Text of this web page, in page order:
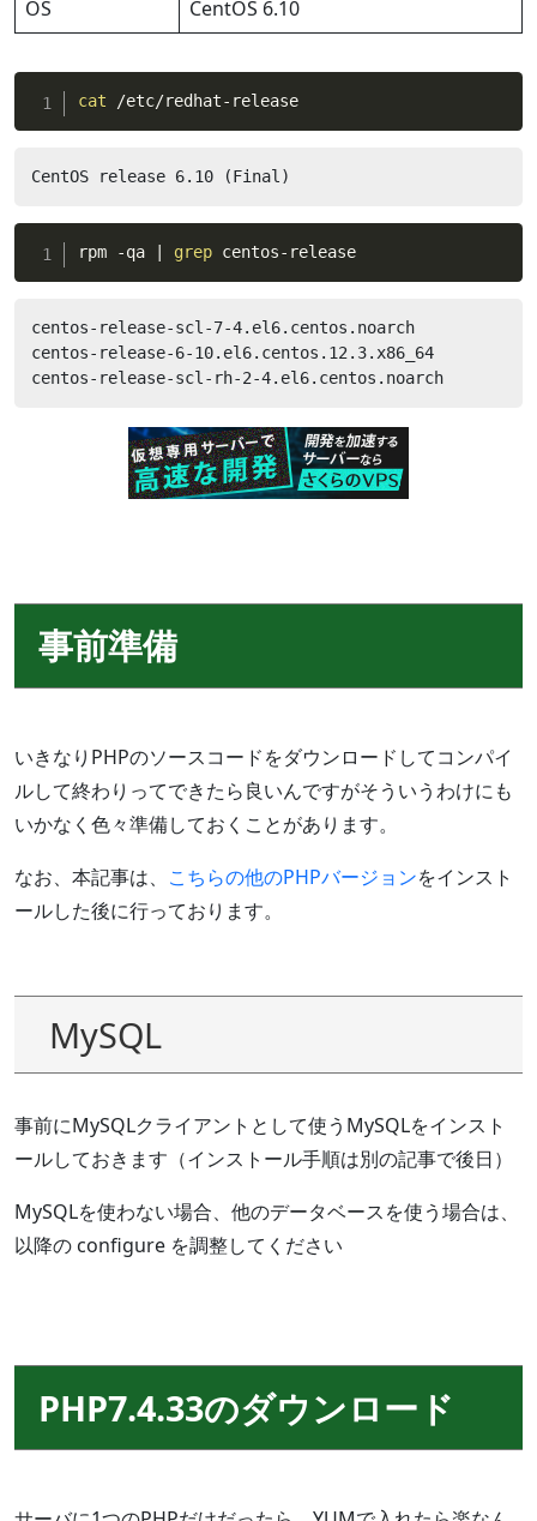
OS
CentOS 6.10
cat /etc/redhat-release
CentOS release 6.10 (Final)
rpm -qa grep centos-release
centos-release-scl-7-4.el6.centos.noarch
centos-release-6-10.el6.centos.12.3.x86_64
centos-release-scl-rh-2-4.el6.centos.noarch
事前準備
いきなりPHPのソースコードをダウンロードしてコンパイ
ルして終わりってできたら良いんですがそういうわけにも
いかなく色々準備しておくことがあります。
なお、本記事は、 こちらの他のPHPバージョンをインスト
ールした後に行っております。
MySQL
事前にMySQLクライアントとして使うMySQLをインスト
ールしておきます（インストール手順は別の記事で後日）
MySQLを使わない場合、他のデータベースを使う場合は、
以降の configure を調整してください
PHP7.4.33のダウンロード